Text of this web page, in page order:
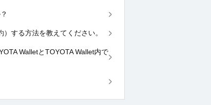
する方法を教えてください。
WalletとTOYOTA Wallet内で